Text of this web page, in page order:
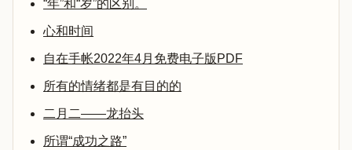
“年”和“岁”的区别。
心和时间
自在手帐2022年4月免费电子版PDF
所有的情绪都是有目的的
二月二——龙抬头
所谓“成功之路”